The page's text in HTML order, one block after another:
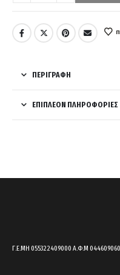
been
Please
product
options
before
cart.
ΠΕΡΙΓΡΑΦΉ
ΕΠΙΠΛΈΟΝ ΠΛΗΡΟΦΟΡΊΕΣ
Γ.Ε.ΜΗ 055322409000 Α.Φ.Μ 044609060